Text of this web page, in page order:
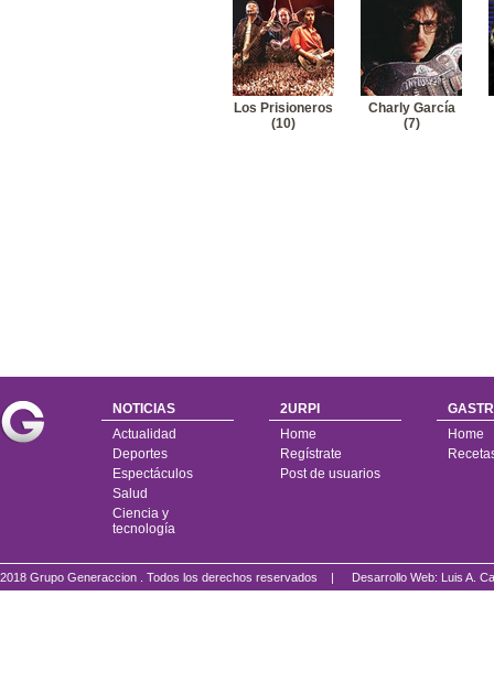
Los Prisioneros
(10)
Charly García
(7)
NOTICIAS
Actualidad
Deportes
Espectáculos
Salud
Ciencia y
tecnología
2URPI
Home
Regístrate
Post de usuarios
Home
2018 Grupo Generaccion . Todos los derechos reservados | Desarrollo Web: Luis